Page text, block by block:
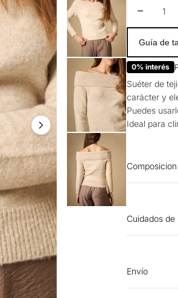
Disminuir
Guía de
0% interés
Suéter de
carácter y
Puedes
Ideal para
Cuidados de
SECADO:
Envío